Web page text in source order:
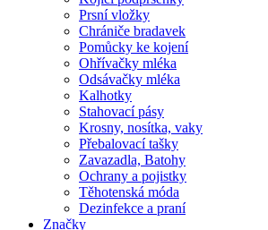
Prsní vložky
Chrániče bradavek
Pomůcky ke kojení
Ohřívačky mléka
Odsávačky mléka
Kalhotky
Stahovací pásy
Krosny, nosítka, vaky
Přebalovací tašky
Zavazadla, Batohy
Ochrany a pojistky
Těhotenská móda
Dezinfekce a praní
Značky